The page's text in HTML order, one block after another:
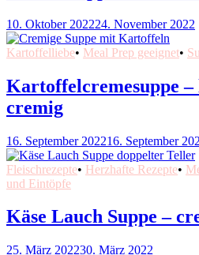
10. Oktober 202224. November 2022
Kartoffelliebe• Meal Prep geeignet•
Kartoffelcremesuppe
cremig
16. September 202216. September
Fleischrezepte• Herzhafte Rezepte•
und Eintöpfe
Käse Lauch Suppe –
25. März 202230. März 2022